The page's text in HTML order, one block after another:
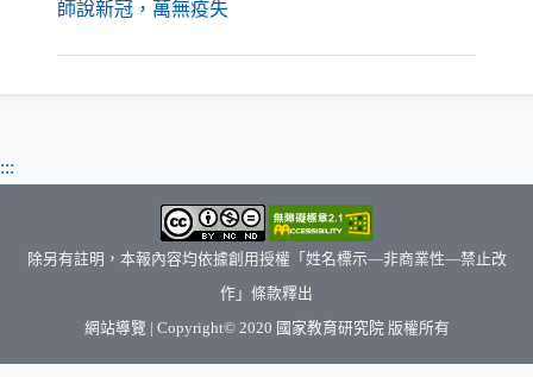
師說新冠，萬無疫失（另開新視窗）
:::
除另有註明，本報內容均依據創用授權「姓名標示—非商業性—禁止改
作」條款釋出
網站導覽 | Copyright© 2020 國家教育研究院（另開新視窗）
版權所有